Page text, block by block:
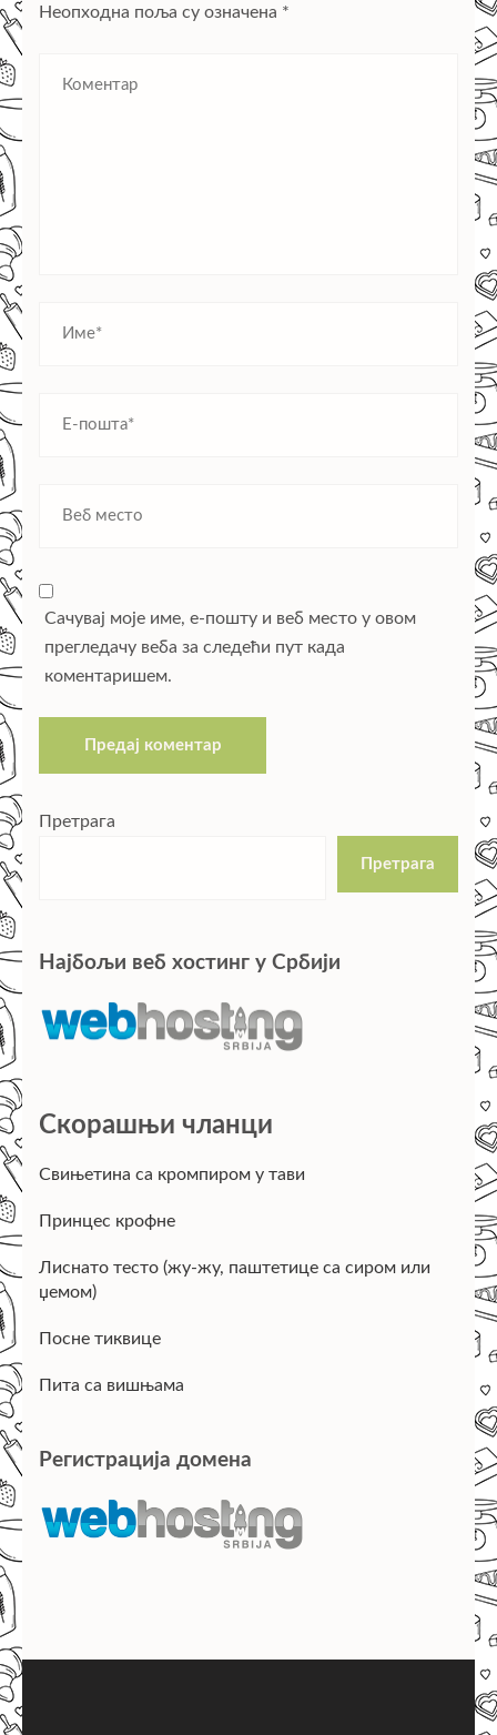
Неопходна поља су означена *
Сачувај моје име, е-пошту и веб место у овом
прегледачу веба за следећи пут када
коментаришем.
Претрага
Претрага
Најбољи веб хостинг у Србији
Скорашњи чланци
Свињетина са кромпиром у тави
Принцес крофне
Лиснато тесто (жу-жу, паштетице са сиром или
џемом)
Посне тиквице
Пита са вишњама
Регистрација домена